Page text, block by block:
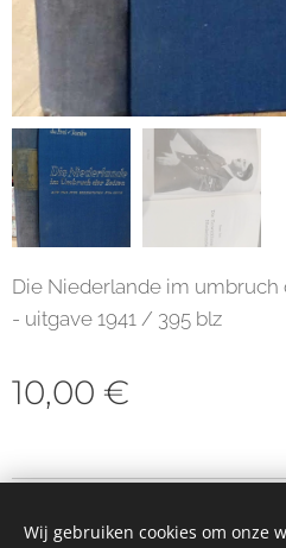
Die Niederlande im umbruch
- uitgave 1941 / 395 blz
10,00 €
Wij gebruiken cookies om onze